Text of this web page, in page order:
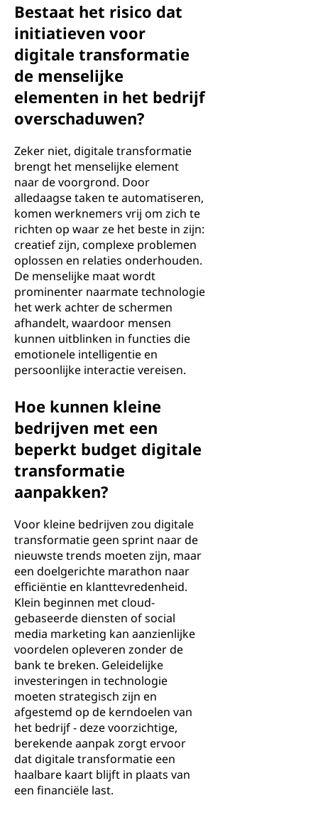
Bestaat het risico dat
initiatieven voor
digitale transformatie
de menselijke
elementen in het bedrijf
overschaduwen?
Zeker niet, digitale transformatie
brengt het menselijke element
naar de voorgrond. Door
alledaagse taken te automatiseren,
komen werknemers vrij om zich te
richten op waar ze het beste in zijn:
creatief zijn, complexe problemen
oplossen en relaties onderhouden.
De menselijke maat wordt
prominenter naarmate technologie
het werk achter de schermen
afhandelt, waardoor mensen
kunnen uitblinken in functies die
emotionele intelligentie en
persoonlijke interactie vereisen.
Hoe kunnen kleine
bedrijven met een
beperkt budget digitale
transformatie
aanpakken?
Voor kleine bedrijven zou digitale
transformatie geen sprint naar de
nieuwste trends moeten zijn, maar
een doelgerichte marathon naar
efficiëntie en klanttevredenheid.
Klein beginnen met cloud-
gebaseerde diensten of social
media marketing kan aanzienlijke
voordelen opleveren zonder de
bank te breken. Geleidelijke
investeringen in technologie
moeten strategisch zijn en
afgestemd op de kerndoelen van
het bedrijf - deze voorzichtige,
berekende aanpak zorgt ervoor
dat digitale transformatie een
haalbare kaart blijft in plaats van
een financiële last.